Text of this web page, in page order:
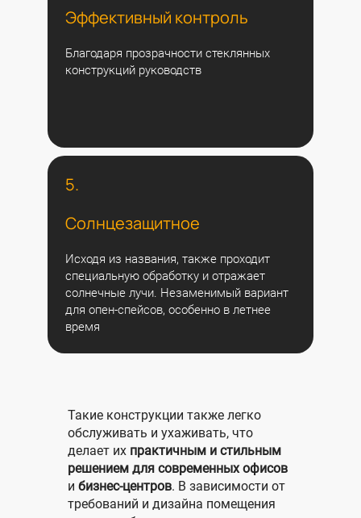
Эффективный контроль
Благодаря прозрачности стеклянных
конструкций руководств
5.
Солнцезащитное
Исходя из названия, также проходит
специальную обработку и отражает
солнечные лучи. Незаменимый вариант
для опен-спейсов, особенно в летнее
время
Такие конструкции также легко
обслуживать и ухаживать, что
делает их практичным и стильным
решением для современных офисов
и бизнес-центров. В зависимости от
требований и дизайна помещения